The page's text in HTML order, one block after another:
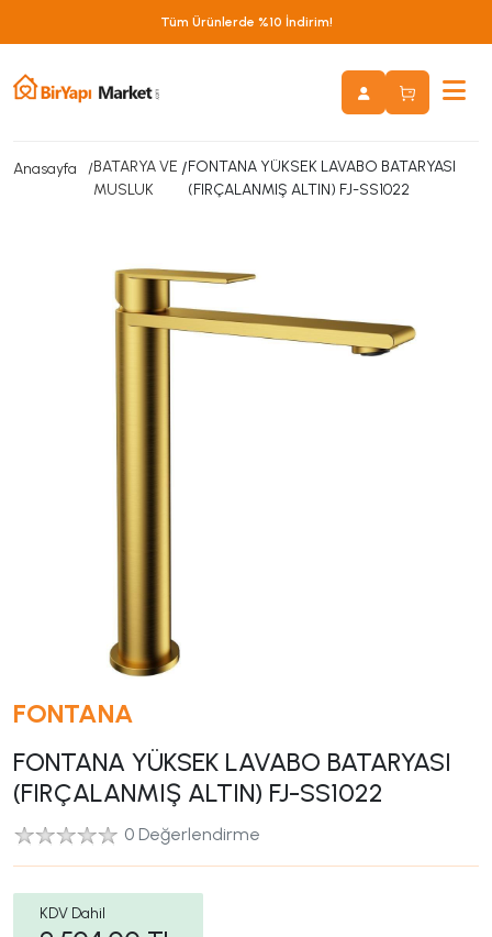
Tüm Ürünlerde %10 İndirim!
Anasayfa
BATARYA VE
MUSLUK
/FONTANA YÜKSEK LAVABO BATARYASI
(FIRÇALANMIŞ ALTIN) FJ-SS1022
FONTANA
FONTANA YÜKSEK LAVABO BATARYASI
(FIRÇALANMIŞ ALTIN) FJ-SS1022
0 Değerlendirme
KDV Dahil